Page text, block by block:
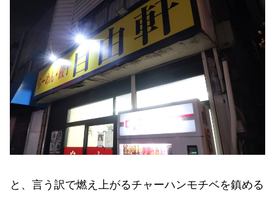
と、言う訳で燃え上がるチャーハンモチベを鎮める